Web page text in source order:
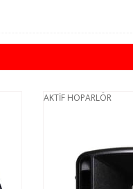
AKTİF HOPARLÖR